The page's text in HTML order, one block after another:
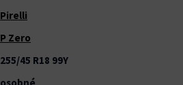
Pirelli
P Zero
255/45 R18 99Y